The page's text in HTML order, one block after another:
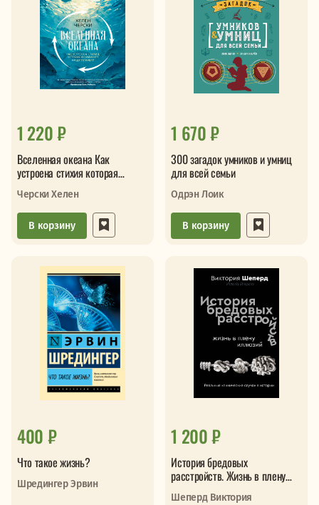
1 220 ₽
Вселенная океана Как
устроена стихия которая
Черски Хелен
В корзину
1 670 ₽
300 загадок умников и умниц
для всей семьи
Одрэн Лоик
В корзину
400 ₽
Что такое жизнь?
Шредингер Эрвин
1 200 ₽
История бредовых
расстройств. Жизнь в плену
иллюзий
Шеперд Виктория